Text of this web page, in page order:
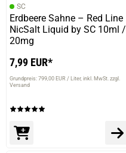
SC
Erdbeere Sahne – Red Line
NicSalt Liquid by SC 10ml /
20mg
7,99 EUR*
Grundpreis: 799,00 EUR / Liter inkl. MwSt. zzgl.
Versand